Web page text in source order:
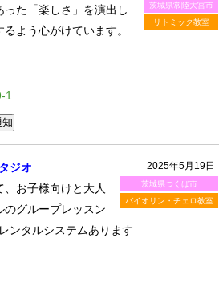
茨城県常陸大宮市
リトミック教室
た「楽しさ」を演出し
よう心がけています。
1
2025年5月19日
茨城県つくば市
バイオリン・チェロ教室
ジオ
お子様向けと大人
のグループレッスン
ンタルシステムあります